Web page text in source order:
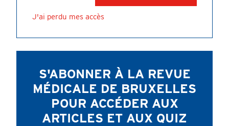
J'ai perdu mes accès
S'ABONNER À LA REVUE
MÉDICALE DE BRUXELLES
POUR ACCÉDER AUX
ARTICLES ET AUX QUIZ